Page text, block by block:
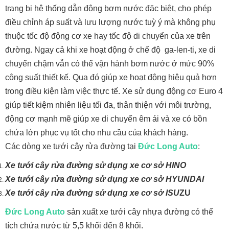
trang bị hệ thống dẫn động bơm nước đặc biệt, cho phép
điều chỉnh áp suất và lưu lượng nước tuỳ ý mà không phụ
thuộc tốc độ động cơ xe hay tốc độ di chuyển của xe trên
đường. Ngay cả khi xe hoạt động ở chế độ ga-len-ti, xe di
chuyển chậm vẫn có thể vận hành bơm nước ở mức 90%
công suất thiết kế. Qua đó giúp xe hoạt động hiệu quả hơn
trong điều kiện làm việc thực tế. Xe sử dụng động cơ Euro 4
giúp tiết kiệm nhiên liệu tối đa, thân thiện với môi trường,
động cơ mạnh mẽ giúp xe di chuyển êm ái và xe có bồn
chứa lớn phục vụ tốt cho nhu cầu của khách hàng.
Các dòng xe tưới cây rửa đường tại Đức Long Auto:
Xe tưới cây rửa đường sử dụng xe cơ sở HINO
Xe tưới cây rửa đường sử dụng xe cơ sở HYUNDAI
Xe tưới cây rửa đường sử dụng xe cơ sở ISUZU
Đức Long Auto sản xuất xe tưới cây nhựa đường có thể
tích chứa nước từ 5,5 khối đến 8 khối.